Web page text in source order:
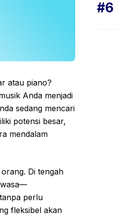
atau piano?
Anda menjadi
sedang mencari
potensi besar,
mendalam
Di tengah
perlu
fleksibel akan